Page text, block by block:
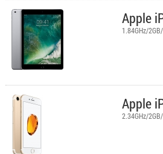
Apple
1.84GHz/
Apple
2.34GHz/